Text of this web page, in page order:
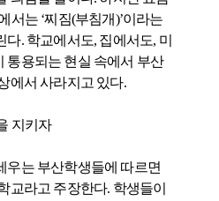
서는 ‘찌짐(부침개)’이라는
. 학교에서도, 집에서도, 미
통용되는 현실 속에서 부산
에서 사라지고 있다.
지키자
우는 부산학생들에 따르면
교라고 주장한다. 학생들이